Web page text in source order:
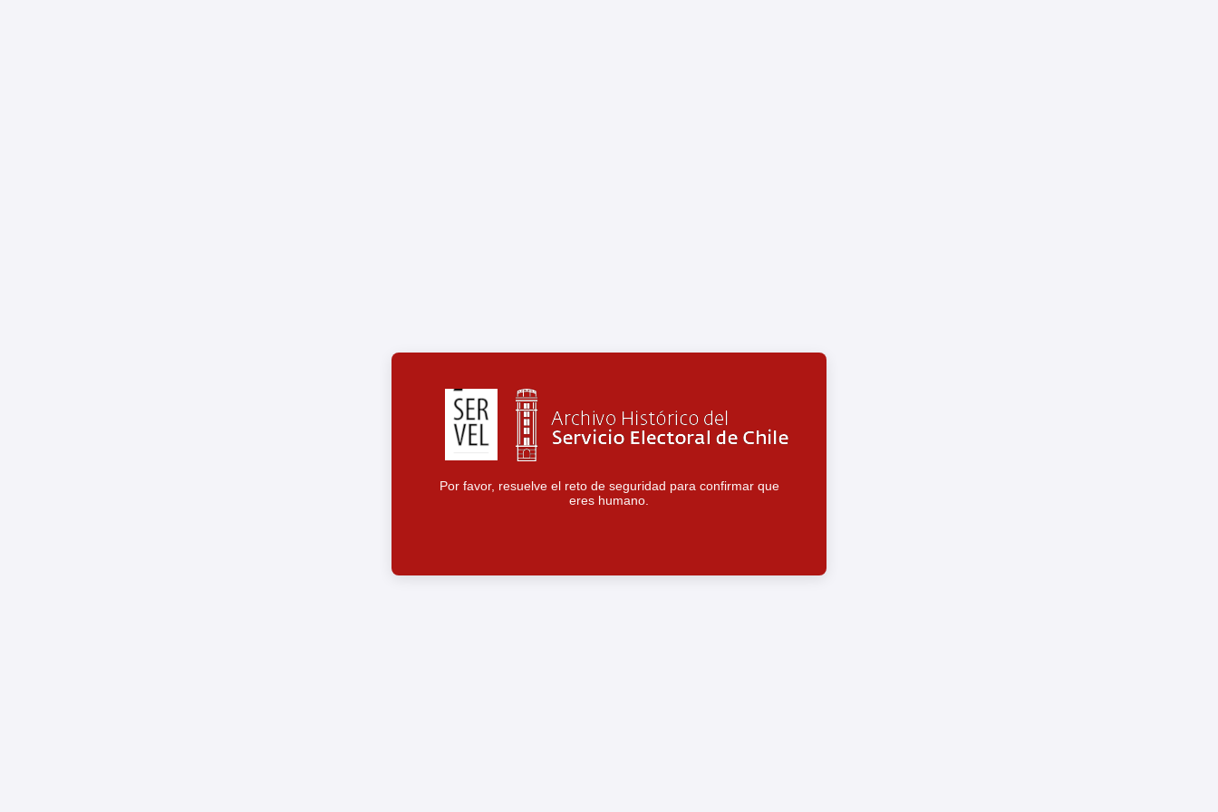
Por favor, resuelve el reto de seguridad para confirmar que
eres humano.